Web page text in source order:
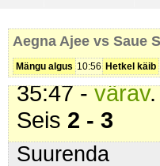
Aegna Ajee vs Saue
Mängu algus 10:56 Hetkel käib
SHK). 2 min
34:42 -värav
35:47 -värav
Seis 2 - 3
Suurenda